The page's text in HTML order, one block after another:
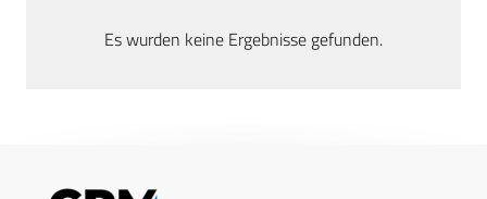
Es wurden keine Ergebnisse gefunden.